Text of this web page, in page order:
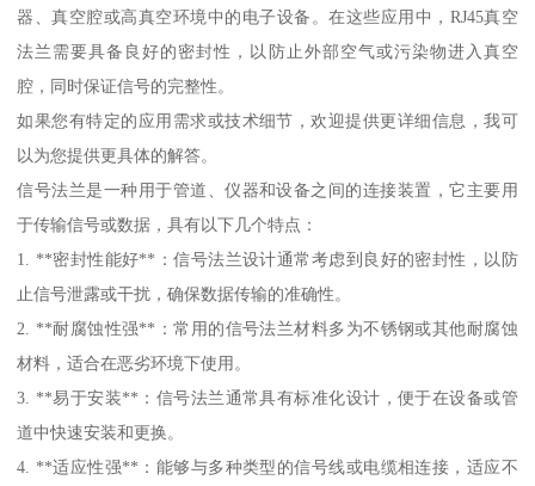
器、真空腔或高真空环境中的电子设备。在这些应用中，RJ45真空
法兰需要具备良好的密封性，以防止外部空气或污染物进入真空
腔，同时保证信号的完整性。
如果您有特定的应用需求或技术细节，欢迎提供更详细信息，我可
以为您提供更具体的解答。
信号法兰是一种用于管道、仪器和设备之间的连接装置，它主要用
于传输信号或数据，具有以下几个特点：
1. **密封性能好**：信号法兰设计通常考虑到良好的密封性，以防
止信号泄露或干扰，确保数据传输的准确性。
2. **耐腐蚀性强**：常用的信号法兰材料多为不锈钢或其他耐腐蚀
材料，适合在恶劣环境下使用。
3. **易于安装**：信号法兰通常具有标准化设计，便于在设备或管
道中快速安装和更换。
4. **适应性强**：能够与多种类型的信号线或电缆相连接，适应不